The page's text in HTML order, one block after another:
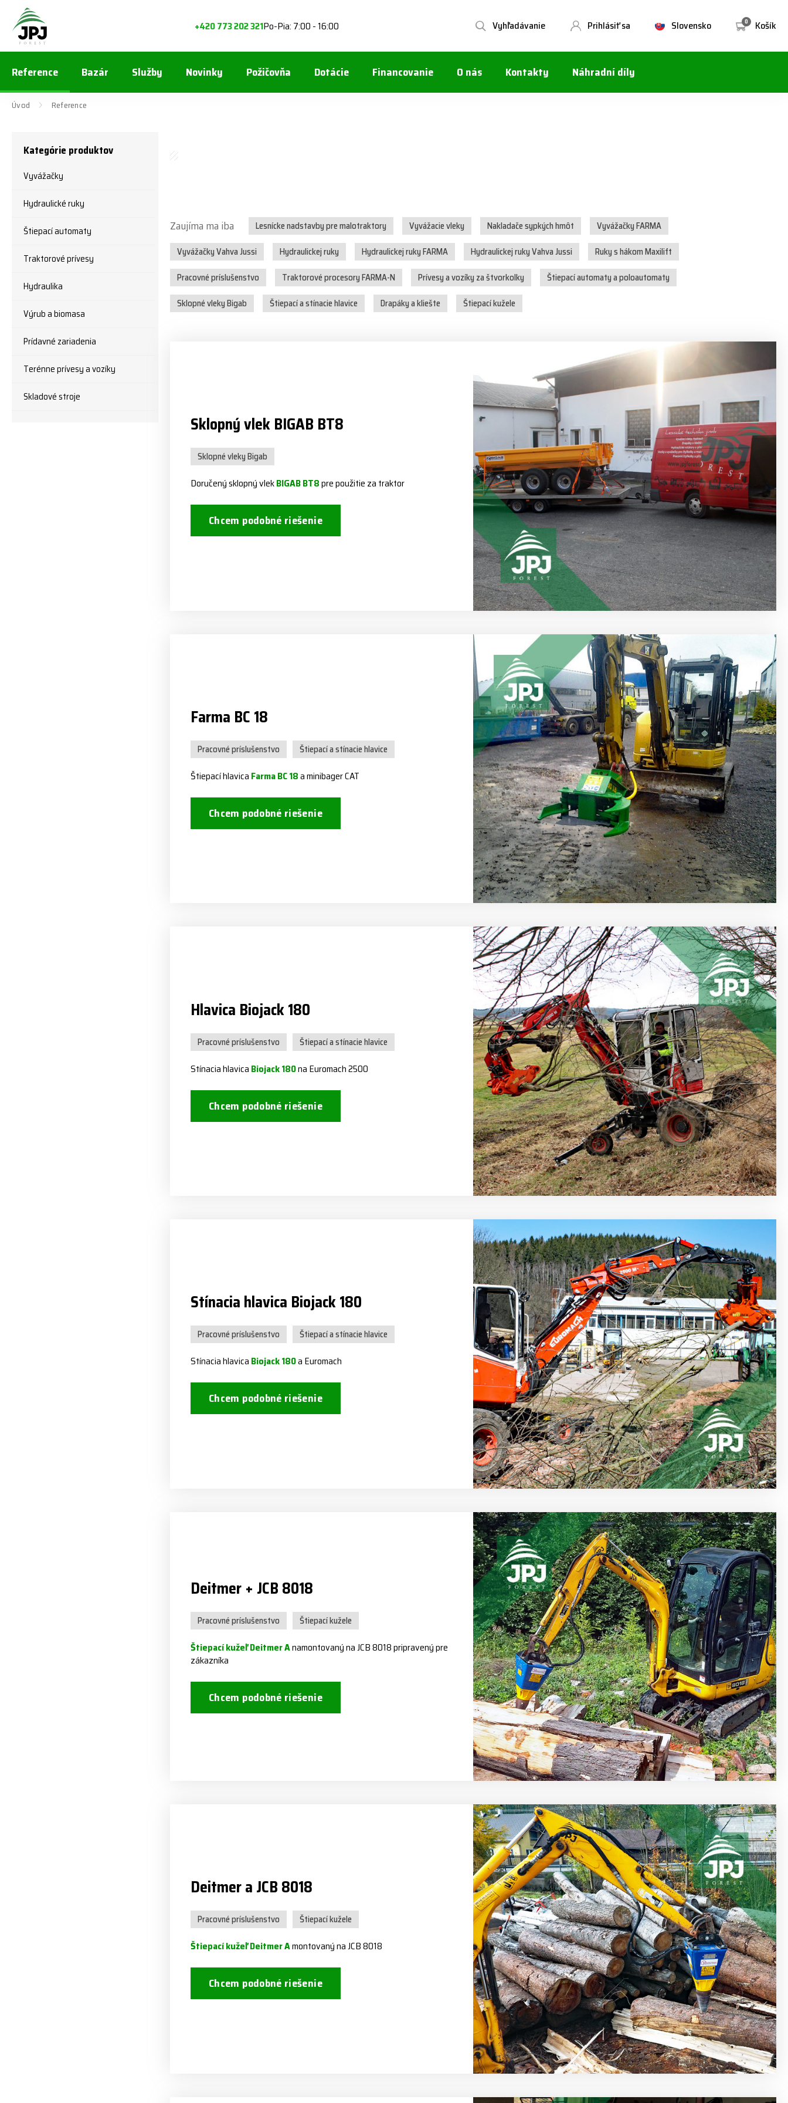
+420 773 202 321Po-Pia: 7:00 - 16:00 0 Košík
Slovensko
Prihlásiť sa
Vyhľadávanie
Reference Bazár Služby Novinky Požičovňa Dotácie Financovanie O nás Kontakty Náhradní díly
Úvod Reference
Kategórie produktov
Vyvážačky
Hydraulické ruky
Štiepací automaty
Traktorové prívesy
Hydraulika
Výrub a biomasa
Prídavné zariadenia
Terénne prívesy a vozíky
Skladové stroje
Zaujíma ma iba Lesnícke nadstavby pre malotraktory Vyvážacie vleky Nakladače sypkých hmôt
Vyvážačky FARMA
Vyvážačky Vahva Jussi
Hydraulickej ruky Hydraulickej ruky FARMA Hydraulickej ruky Vahva Jussi
Ruky s hákom Maxilift
Pracovné príslušenstvo
Traktorové procesory FARMA-N Prívesy a vozíky za štvorkolky
Štiepací automaty a poloautomaty
Sklopné vleky Bigab
Štiepací a stínacie hlavice Drapáky a kliešte Štiepací kužele
Sklopný vlek BIGAB BT8
Sklopné vleky Bigab
Doručený sklopný vlekBIGAB BT8pre použitie za traktor
Chcem podobné riešenie
Farma BC 18
Pracovné príslušenstvo Štiepací a stínacie hlavice
Štiepací hlavica Farma BC 18a minibager CAT
Chcem podobné riešenie
Hlavica Biojack 180
Pracovné príslušenstvo Štiepací a stínacie hlavice
Stínacia hlavica Biojack 180na Euromach 2500
Chcem podobné riešenie
Stínacia hlavica Biojack 180
Pracovné príslušenstvo Štiepací a stínacie hlavice
Stínacia hlavica Biojack 180a Euromach
Chcem podobné riešenie
Deitmer + JCB 8018
Pracovné príslušenstvo Štiepací kužele
Štiepací kužeľ Deitmer Anamontovaný na JCB 8018 pripravený pre
zákazníka
Chcem podobné riešenie
Deitmer a JCB 8018
Pracovné príslušenstvo Štiepací kužele
Štiepací kužeľ Deitmer Amontovaný na JCB 8018
Chcem podobné riešenie